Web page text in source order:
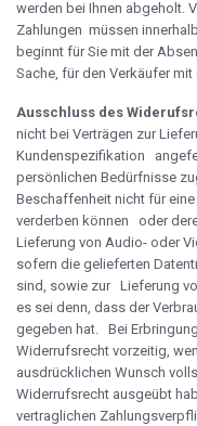
werden bei Ihnen abgeholt.
Zahlungen müssen
beginnt für Sie mit der
Sache, für den Verkäufer
Ausschluss des
nicht bei Verträgen zur
Kundenspezifikation
persönlichen Bedürfnisse
Beschaffenheit nicht für
verderben können oder
Lieferung von Audio- oder
sofern die gelieferten
sind, sowie zur Lieferung
es sei denn, dass der
gegeben hat. Bei
Widerrufsrecht vorzeitig,
ausdrücklichen Wunsch
Widerrufsrecht ausgeübt
vertraglichen